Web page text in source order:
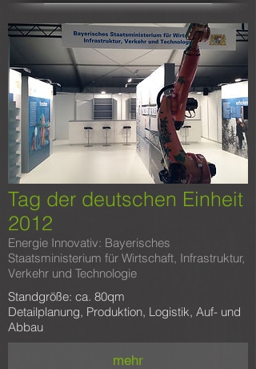
Tag der deutschen Einheit
2012
Energie Innovativ: Bayerisches
Staatsministerium für Wirtschaft, Infrastruktur,
Verkehr und Technologie
Standgröße: ca. 80qm
Detailplanung, Produktion, Logistik, Auf- und
Abbau
mehr